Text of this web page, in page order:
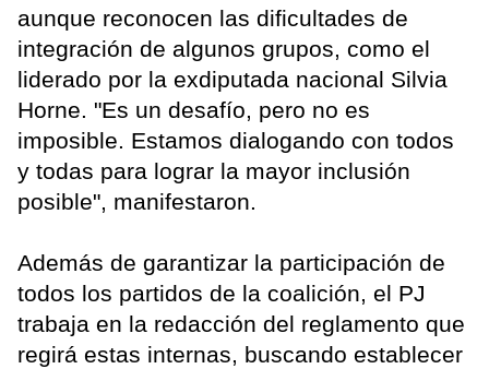
aunque reconocen las dificultades de
integración de algunos grupos, como el
liderado por la exdiputada nacional Silvia
Horne. "Es un desafío, pero no es
imposible. Estamos dialogando con todos
y todas para lograr la mayor inclusión
posible", manifestaron.
Además de garantizar la participación de
todos los partidos de la coalición, el PJ
trabaja en la redacción del reglamento que
regirá estas internas, buscando establecer